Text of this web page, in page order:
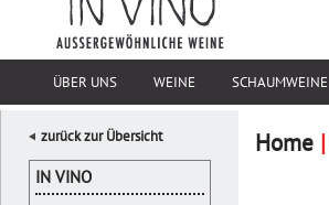
ÜBER UNS WEINE SCHAUMWEINE
Home |
zurück zur Übersicht
IN VINO